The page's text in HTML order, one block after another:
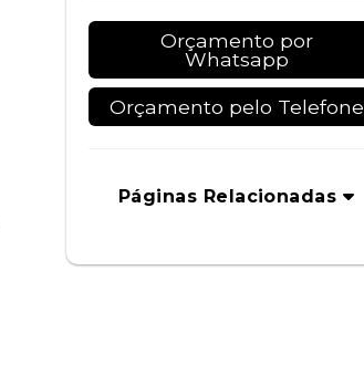
Orçamento por
Whatsapp
Orçamento pelo Telefone
Páginas Relacionadas